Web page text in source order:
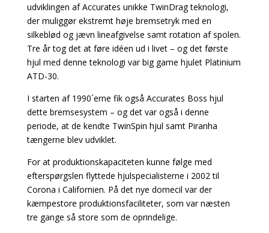
udviklingen af Accurates unikke TwinDrag teknologi,
der muliggør ekstremt høje bremsetryk med en
silkeblød og jævn lineafgivelse samt rotation af spolen.
Tre år tog det at føre idéen ud i livet – og det første
hjul med denne teknologi var big game hjulet Platinium
ATD-30.
I starten af 1990´erne fik også Accurates Boss hjul
dette bremsesystem – og det var også i denne
periode, at de kendte TwinSpin hjul samt Piranha
tængerne blev udviklet.
For at produktionskapaciteten kunne følge med
efterspørgslen flyttede hjulspecialisterne i 2002 til
Corona i Californien. På det nye domecil var der
kæmpestore produktionsfaciliteter, som var næsten
tre gange så store som de oprindelige.